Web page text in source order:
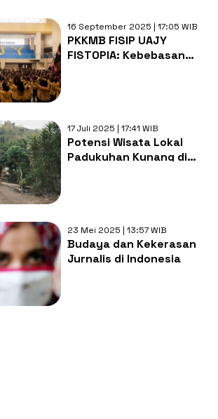
16 September 2025 | 17:05 WIB
PKKMB FISIP UAJY
FISTOPIA: Kebebasan
17 Juli 2025 | 17:41 WIB
Potensi Wisata Lokal
Padukuhan Kunang di
23 Mei 2025 | 13:57 WIB
Budaya dan Kekerasan
Jurnalis di Indonesia